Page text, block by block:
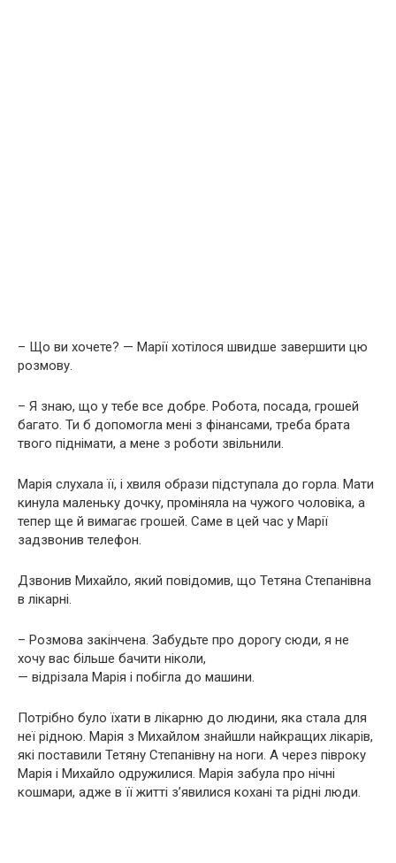
– Що ви хочете? — Марії хотілося швидше завершити цю
розмову.
– Я знаю, що у тебе все добре. Робота, посада, грошей
багато. Ти б допомогла мені з фінансами, треба брата
твого піднімати, а мене з роботи звільнили.
Марія слухала її, і хвиля образи підступала до горла. Мати
кинула маленьку дочку, проміняла на чужого чоловіка, а
тепер ще й вимагає грошей. Саме в цей час у Марії
задзвонив телефон.
Дзвонив Михайло, який повідомив, що Тетяна Степанівна
в лікарні.
– Розмова закінчена. Забудьте про дорогу сюди, я не
хочу вас більше бачити ніколи,
— відрізала Марія і побігла до машини.
Потрібно було їхати в лікарню до людини, яка стала для
неї рідною. Марія з Михайлом знайшли найкращих лікарів,
які поставили Тетяну Степанівну на ноги. А через півроку
Марія і Михайло одружилися. Марія забула про нічні
кошмари, адже в її житті з’явилися кохані та рідні люди.